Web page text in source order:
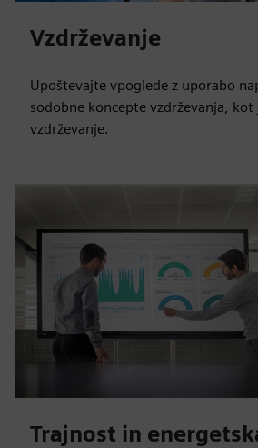
Vzdrževanje
Upoštevajte vpoglede z uporabo
sodobne koncepte vzdrževanja, kot
vzdrževanje.
Trajnost in